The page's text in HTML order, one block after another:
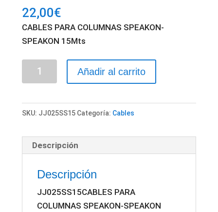
22,00€
CABLES PARA COLUMNAS SPEAKON-
SPEAKON 15Mts
CABLES
SPEAKON-
cantidad
Añadir al carrito
SKU: JJ025SS15 Categoría: Cables
Descripción
Descripción
JJ025SS15CABLES PARA
COLUMNAS SPEAKON-SPEAKON